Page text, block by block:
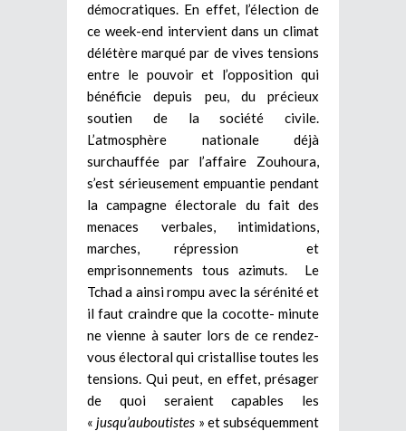
démocratiques. En effet, l’élection de
ce week-end intervient dans un climat
délétère marqué par de vives tensions
entre le pouvoir et l’opposition qui
bénéficie depuis peu, du précieux
soutien de la société civile.
L’atmosphère nationale déjà
surchauffée par l’affaire Zouhoura,
s’est sérieusement empuantie pendant
la campagne électorale du fait des
menaces verbales, intimidations,
marches, répression et
emprisonnements tous azimuts. Le
Tchad a ainsi rompu avec la sérénité et
il faut craindre que la cocotte- minute
ne vienne à sauter lors de ce rendez-
vous électoral qui cristallise toutes les
tensions. Qui peut, en effet, présager
de quoi seraient capables les
«jusqu’auboutistes » et subséquemment